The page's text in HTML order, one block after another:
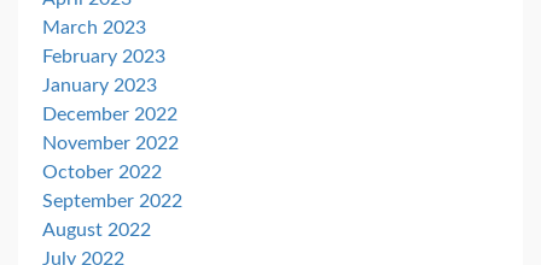
March 2023
February 2023
January 2023
December 2022
November 2022
October 2022
September 2022
August 2022
July 2022